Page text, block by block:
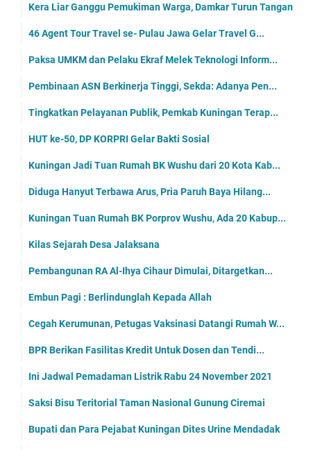
Kera Liar Ganggu Pemukiman Warga, Damkar Turun Tangan
46 Agent Tour Travel se- Pulau Jawa Gelar Travel G...
Paksa UMKM dan Pelaku Ekraf Melek Teknologi Inform...
Pembinaan ASN Berkinerja Tinggi, Sekda: Adanya Pen...
Tingkatkan Pelayanan Publik, Pemkab Kuningan Terap...
HUT ke-50, DP KORPRI Gelar Bakti Sosial
Kuningan Jadi Tuan Rumah BK Wushu dari 20 Kota Kab...
Diduga Hanyut Terbawa Arus, Pria Paruh Baya Hilang...
Kuningan Tuan Rumah BK Porprov Wushu, Ada 20 Kabup...
Kilas Sejarah Desa Jalaksana
Pembangunan RA Al-Ihya Cihaur Dimulai, Ditargetkan...
Embun Pagi : Berlindunglah Kepada Allah
Cegah Kerumunan, Petugas Vaksinasi Datangi Rumah W...
BPR Berikan Fasilitas Kredit Untuk Dosen dan Tendi...
Ini Jadwal Pemadaman Listrik Rabu 24 November 2021
Saksi Bisu Teritorial Taman Nasional Gunung Ciremai
Bupati dan Para Pejabat Kuningan Dites Urine Mendadak